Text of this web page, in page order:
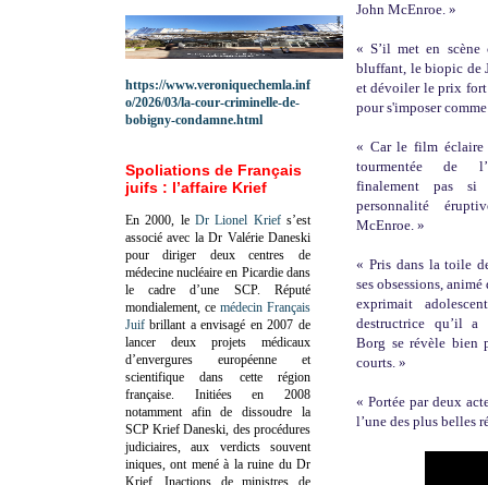
John McEnroe. »
« S’il met en scène
bluffant, le biopic de
et dévoiler le prix fort
pour s'imposer
« Car le film éclaire
tourmentée de
finalement pas
personnalité
McEnroe. »
« Pris dans la toile
ses obsessions,
exprimait
destructrice qu’il a
Borg se révèle bien
courts. »
« Portée par deux
l’une des plus belles
https://www.veroniquechemla.inf
o/2026/03/la-cour-criminelle-de-
bobigny-condamne.html
Spoliations de Français
juifs : l’affaire Krief
En 2000, le Dr Lionel Kriefs’est
associé avec la Dr Valérie Daneski
pour diriger deux centres de
médecine nucléaire en Picardie dans
le cadre d’une SCP. Réputé
mondialement, ce médecin Français
Juif brillant a envisagé en 2007 de
lancer deux projets médicaux
d’envergures européenne et
scientifique dans cette région
française. Initiées en 2008
notamment afin de dissoudre la
SCP Krief Daneski, des procédures
judiciaires, aux verdicts souvent
iniques, ont mené à la ruine du Dr
Krief.Inactions de ministres de